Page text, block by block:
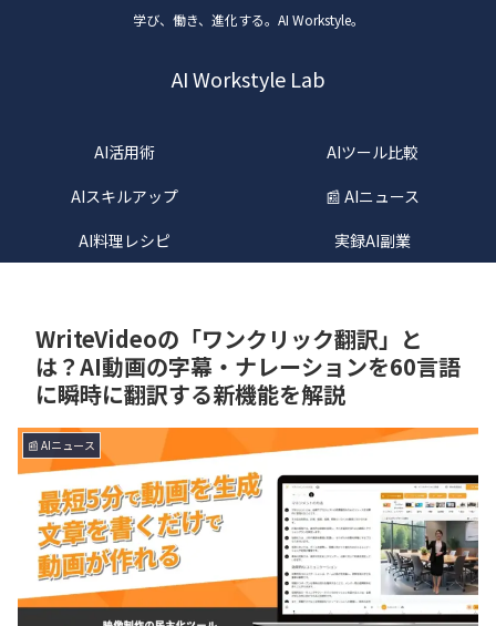
学び、働き、進化する。AI Workstyle。
AI Workstyle Lab
AI活用術
AIツール比較
AIスキルアップ
📰 AIニュース
AI料理レシピ
実録AI副業
WriteVideoの「ワンクリック翻訳」と
は？AI動画の字幕・ナレーションを60言語
に瞬時に翻訳する新機能を解説
📰 AIニュース